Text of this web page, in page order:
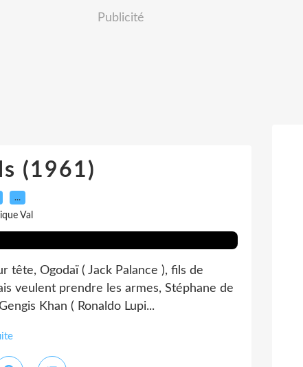
Publicité
(1961)
…
Val
tête, Ogodaï ( Jack Palance ), fils de
veulent prendre les armes, Stéphane de
Khan ( Ronaldo Lupi...